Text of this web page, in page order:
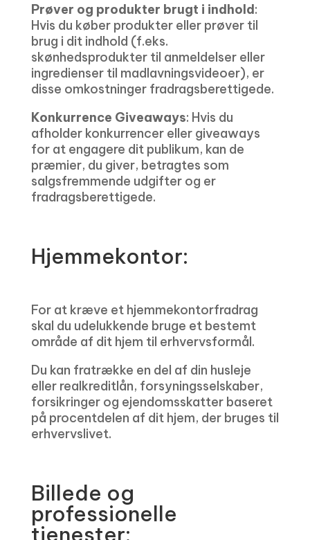
Prøver og produkter brugt i indhold:
Hvis du køber produkter eller prøver til
brug i dit indhold (f.eks.
skønhedsprodukter til anmeldelser eller
ingredienser til madlavningsvideoer), er
disse omkostninger fradragsberettigede.
Konkurrence Giveaways: Hvis du
afholder konkurrencer eller giveaways
for at engagere dit publikum, kan de
præmier, du giver, betragtes som
salgsfremmende udgifter og er
fradragsberettigede.
Hjemmekontor:
For at kræve et hjemmekontorfradrag
skal du udelukkende bruge et bestemt
område af dit hjem til erhvervsformål.
Du kan fratrække en del af din husleje
eller realkreditlån, forsyningsselskaber,
forsikringer og ejendomsskatter baseret
på procentdelen af ​​dit hjem, der bruges til
erhvervslivet.
Billede og
professionelle
tjenester: